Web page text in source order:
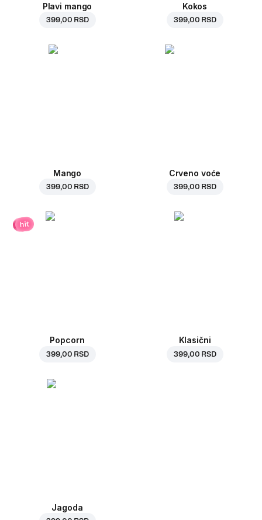
Plavi mango
399,00 RSD
Kokos
399,00 RSD
Mango
399,00 RSD
Crveno voće
399,00 RSD
hit
Popcorn
399,00 RSD
Klasični
399,00 RSD
Jagoda